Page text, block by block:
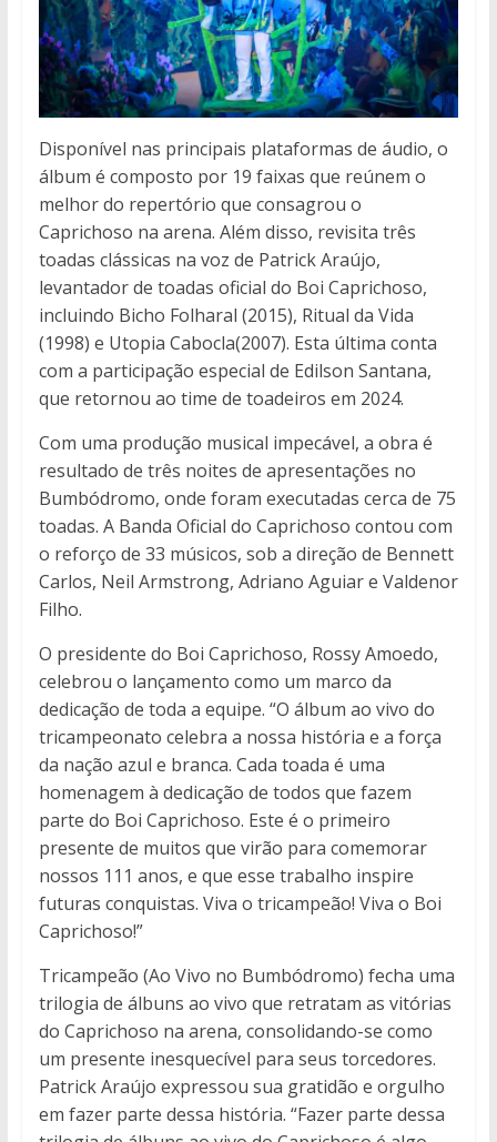
Disponível nas principais plataformas de áudio, o
álbum é composto por 19 faixas que reúnem o
melhor do repertório que consagrou o
Caprichoso na arena. Além disso, revisita três
toadas clássicas na voz de Patrick Araújo,
levantador de toadas oficial do Boi Caprichoso,
incluindo Bicho Folharal (2015), Ritual da Vida
(1998) e Utopia Cabocla(2007). Esta última conta
com a participação especial de Edilson Santana,
que retornou ao time de toadeiros em 2024.
Com uma produção musical impecável, a obra é
resultado de três noites de apresentações no
Bumbódromo, onde foram executadas cerca de 75
toadas. A Banda Oficial do Caprichoso contou com
o reforço de 33 músicos, sob a direção de Bennett
Carlos, Neil Armstrong, Adriano Aguiar e Valdenor
Filho.
O presidente do Boi Caprichoso, Rossy Amoedo,
celebrou o lançamento como um marco da
dedicação de toda a equipe. “O álbum ao vivo do
tricampeonato celebra a nossa história e a força
da nação azul e branca. Cada toada é uma
homenagem à dedicação de todos que fazem
parte do Boi Caprichoso. Este é o primeiro
presente de muitos que virão para comemorar
nossos 111 anos, e que esse trabalho inspire
futuras conquistas. Viva o tricampeão! Viva o Boi
Caprichoso!”
Tricampeão (Ao Vivo no Bumbódromo) fecha uma
trilogia de álbuns ao vivo que retratam as vitórias
do Caprichoso na arena, consolidando-se como
um presente inesquecível para seus torcedores.
Patrick Araújo expressou sua gratidão e orgulho
em fazer parte dessa história. “Fazer parte dessa